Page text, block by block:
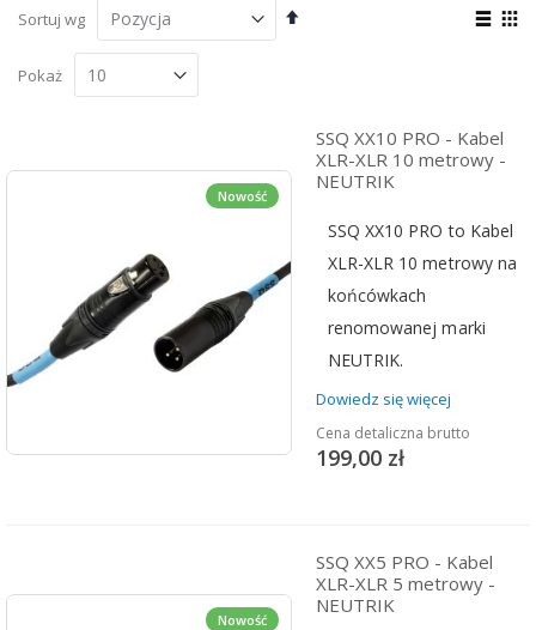
Sortuj wg
Ustaw
Pokaż
Nowość
SSQ XX10 PRO - Kabel
XLR-XLR 10 metrowy -
NEUTRIK
SSQ XX10 PRO to Kabel
XLR-XLR 10 metrowy na
końcówkach
renomowanej marki
NEUTRIK.
Dowiedz się więcej
Cena detaliczna brutto
199,00 zł
Nowość
SSQ XX5 PRO - Kabel
XLR-XLR 5 metrowy -
NEUTRIK